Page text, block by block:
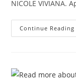
NICOLE VIVIANA.
Continue Reading